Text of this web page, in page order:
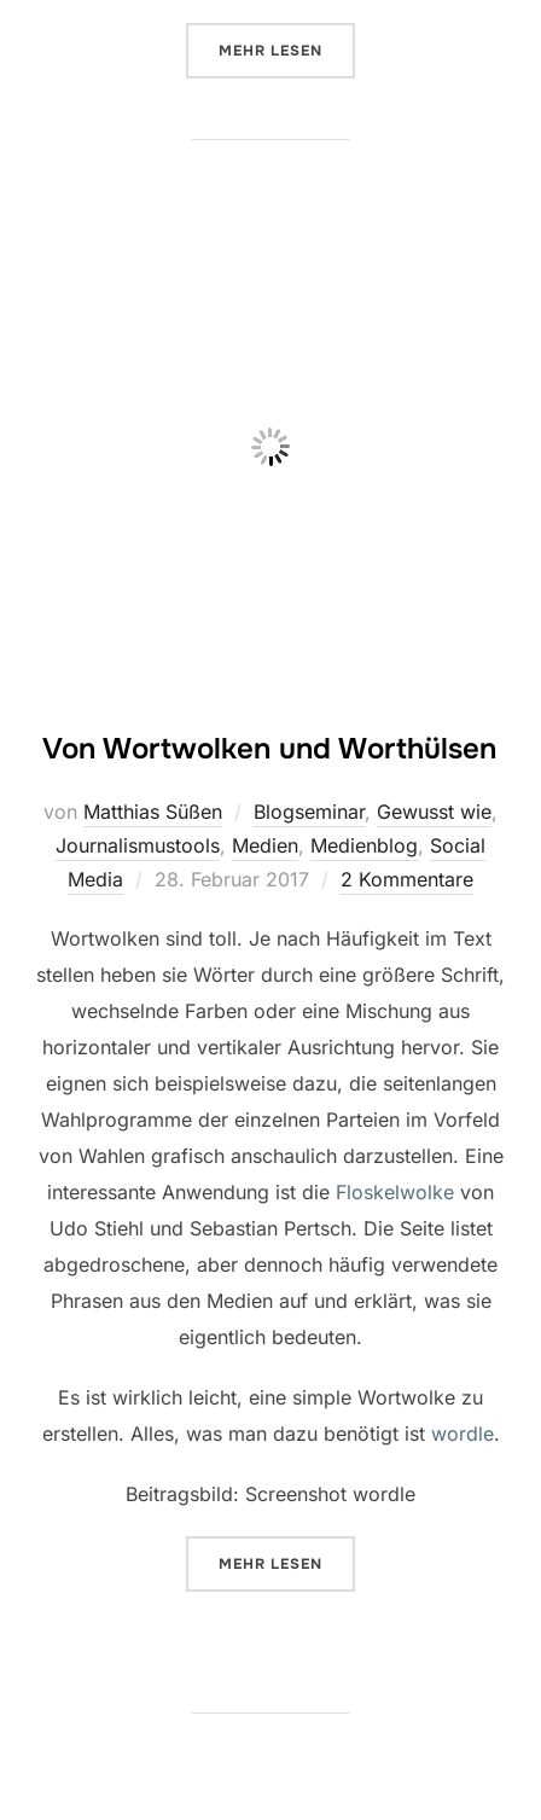
MEHR ÜBER „DATENVISUALISIERUNG
LESEN
Von Wortwolken und Worthülsen
von Matthias Süßen Blogseminar, Gewusst wie,
Journalismustools, Medien, Medienblog, Social
Media
Veröffentlicht
28. Februar 2017 2 Kommentare
Wortwolken sind toll. Je nach Häufigkeit im Text
stellen heben sie Wörter durch eine größere Schrift,
wechselnde Farben oder eine Mischung aus
horizontaler und vertikaler Ausrichtung hervor. Sie
eignen sich beispielsweise dazu, die seitenlangen
Wahlprogramme der einzelnen Parteien im Vorfeld
von Wahlen grafisch anschaulich darzustellen. Eine
interessante Anwendung ist die Floskelwolke von
Udo Stiehl und Sebastian Pertsch. Die Seite listet
abgedroschene, aber dennoch häufig verwendete
Phrasen aus den Medien auf und erklärt, was sie
eigentlich bedeuten.
Es ist wirklich leicht, eine simple Wortwolke zu
erstellen. Alles, was man dazu benötigt ist wordle.
Beitragsbild: Screenshot wordle
MEHR ÜBER „VON WORTWOLKEN UND
LESEN